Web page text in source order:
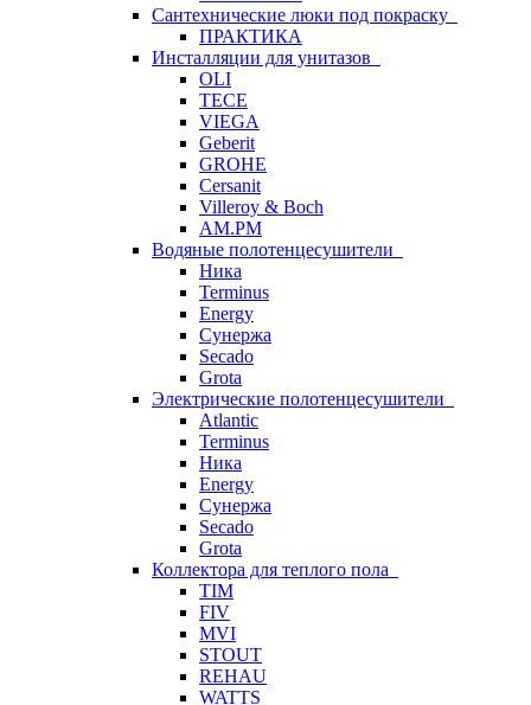
Сантехнические люки под покраску
ПРАКТИКА
Инсталляции для унитазов
OLI
TECE
VIEGA
Geberit
GROHE
Cersanit
Villeroy & Boch
AM.PM
Водяные полотенцесушители
Ника
Terminus
Energy
Сунержа
Secado
Grota
Электрические полотенцесушители
Atlantic
Terminus
Ника
Energy
Сунержа
Secado
Grota
Коллектора для теплого пола
TIM
FIV
MVI
STOUT
REHAU
WATTS